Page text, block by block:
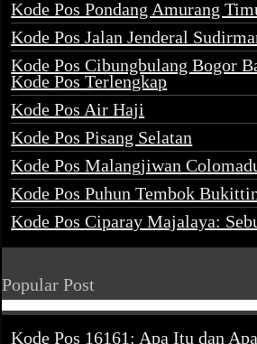
Kode Pos Pondang Amurang
Kode Pos Jalan Jenderal
Kode Pos Cibungbulang Bogor
Kode Pos Terlengkap
Kode Pos Air Haji
Kode Pos Pisang Selatan
Kode Pos Malangjiwan
Kode Pos Puhun Tembok
Kode Pos Ciparay Majalaya:
Popular Post
Kode Pos 16161: Apa Itu dan